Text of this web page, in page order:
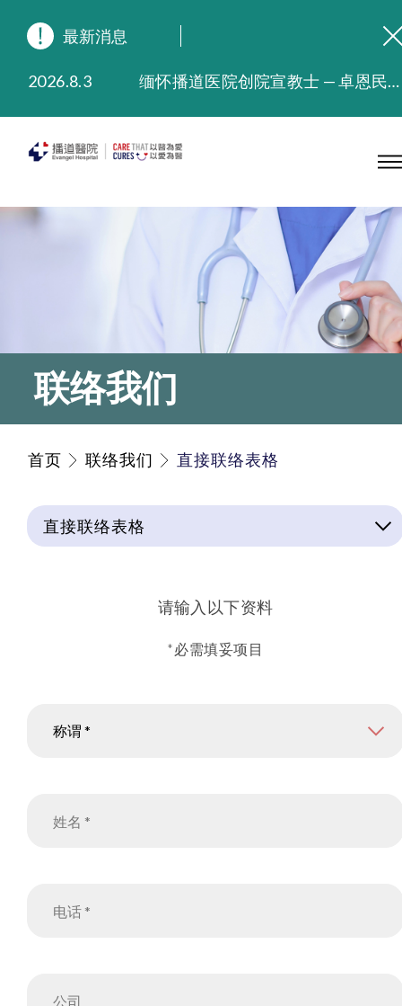
最新消息
2026.8.3
缅怀播道医院创院宣教士 — 卓恩民医生香港追思会
2025.9.23
本院在暴雨或台风警告信号 (包括黑色暴雨及8号或以上热带气旋警告信号) 下，仍会维持有限度服务。如有查询，可致电2711 5222。
2025.7.21
播道医院手机App已推出查阅病歷记录及求诊资料功能，请即下载
联络我们
首页 联络我们 直接联络表格
直接联络表格
请输入以下资料
*必需填妥项目
称谓 *